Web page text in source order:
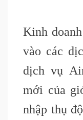
Kinh
vào các
dịch vụ
mới của
nhập thụ